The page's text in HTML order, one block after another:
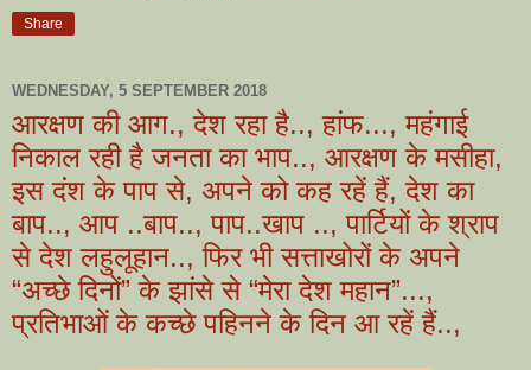
Share
WEDNESDAY, 5 SEPTEMBER 2018
आरक्षण की आग., देश रहा है.., हांफ..., महंगाई
निकाल रही है जनता का भाप.., आरक्षण के मसीहा,
इस दंश के पाप से, अपने को कह रहें हैं, देश का
बाप.., आप ..बाप.., पाप..खाप .., पार्टियों के श्राप
से देश लहुलूहान.., फिर भी सत्ताखोरों के अपने
“अच्छे दिनों” के झांसे से “मेरा देश महान”...,
प्रतिभाओं के कच्छे पहिनने के दिन आ रहें हैं..,